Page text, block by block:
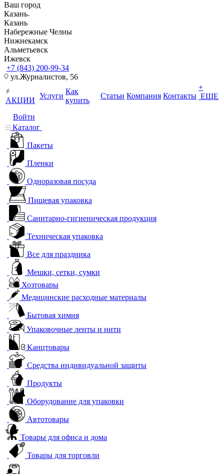
Ваш город
Казань
Казань
Набережные Челны
Нижнекамск
Альметьевск
Ижевск
+7 (843) 200-99-34
ул.Журналистов, 56
АКЦИИ
Услуги
Как
купить
Статьи Компания Контакты
+
ЕЩЕ
Войти
Каталог
Пакеты
Пленки
Одноразовая посуда
Пищевая упаковка
Санитарно-гигиеническая продукция
Техническая упаковка
Все для праздника
Мешки, сетки, сумки
Хозтовары
Медицинские расходные материалы
Бытовая химия
Упаковочные ленты и нити
Канцтовары
Средства индивидуальной защиты
Продукты
Оборудование для упаковки
Автотовары
Товары для офиса и дома
Товары для торговли